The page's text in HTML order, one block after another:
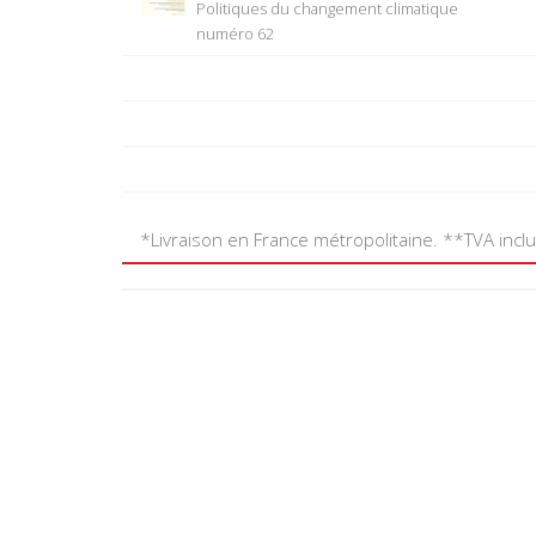
Politiques du changement climatique
numéro 62
*Livraison en France métropolitaine. **TVA